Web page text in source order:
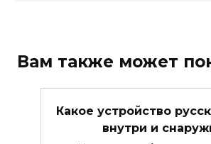
Вам также может
Какое устройство
внутри и